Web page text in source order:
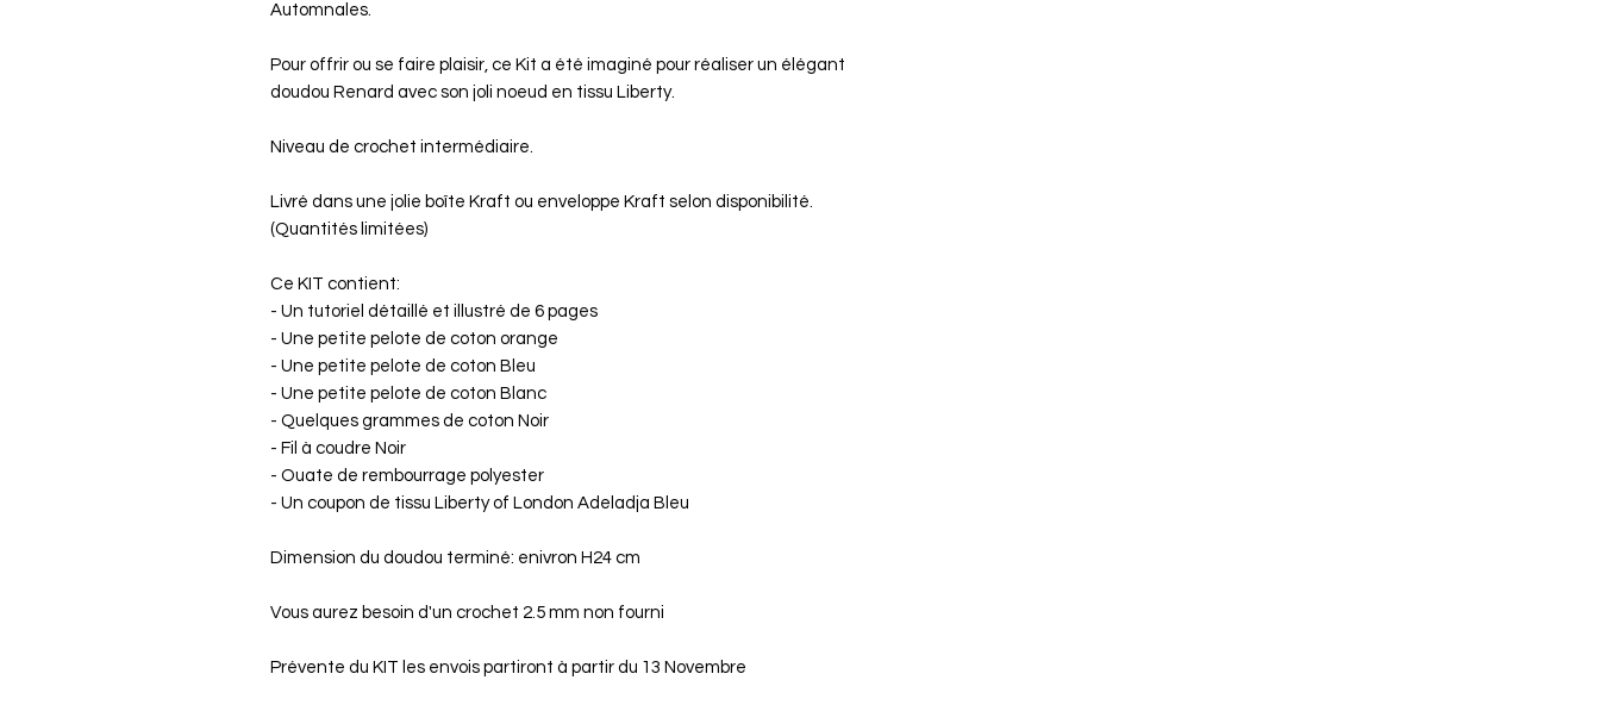
Automnales.
Pour offrir ou se faire plaisir, ce Kit a été imaginé pour réaliser un élégant
doudou Renard avec son joli noeud en tissu Liberty.
Niveau de crochet intermédiaire.
Livré dans une jolie boîte Kraft ou enveloppe Kraft selon disponibilité.
(Quantités limitées)
Ce KIT contient:
- Un tutoriel détaillé et illustré de 6 pages
- Une petite pelote de coton orange
- Une petite pelote de coton Bleu
- Une petite pelote de coton Blanc
- Quelques grammes de coton Noir
- Fil à coudre Noir
- Ouate de rembourrage polyester
- Un coupon de tissu Liberty of London Adeladja Bleu
Dimension du doudou terminé: enivron H24 cm
Vous aurez besoin d'un crochet 2.5 mm non fourni
Prévente du KIT les envois partiront à partir du 13 Novembre